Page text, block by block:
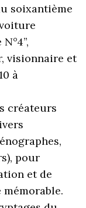
soixantième
visionnaire et
à
créateurs
pour
et de